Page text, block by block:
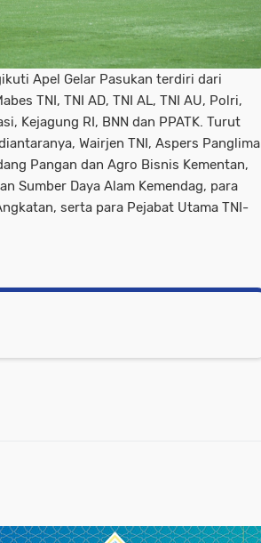
Apel Gelar Pasukan terdiri dari
TNI, TNI AD, TNI AL, TNI AU, Polri,
Kejagung RI, BNN dan PPATK. Turut
Wairjen TNI, Aspers Panglima
Pangan dan Agro Bisnis Kementan,
Sumber Daya Alam Kemendag, para
serta para Pejabat Utama TNI-